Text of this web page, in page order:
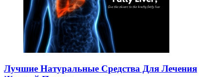
Лучшие Натуральные Средства Для Лечения